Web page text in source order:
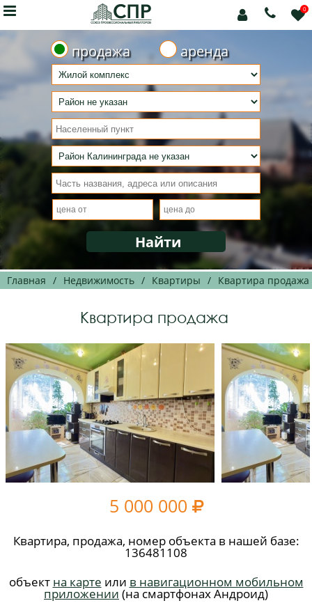
 0


продажа аренда
Главная / Недвижимость / Квартиры / Квартира продажа
Квартира продажа
5 000 000 
Квартира, продажа, номер объекта в нашей базе:
136481108
объект на карте или в навигационном мобильном
приложении (на смартфонах Андроид)